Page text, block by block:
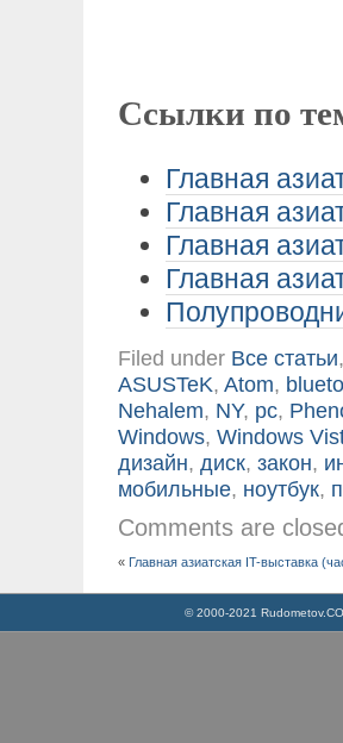
Ссылки по
Главная
Главная
Главная
Главная
Filed under Все статьи
ASUSTeK,Atom,
Nehalem, NY, pc,
Windows,Windows
дизайн,диск,закон,
мобильные, ноутбук,
Comments are
« Главная азиатская IT-выставка
© 2000-2021